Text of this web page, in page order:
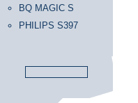
BQ MAGIC S
PHILIPS S397